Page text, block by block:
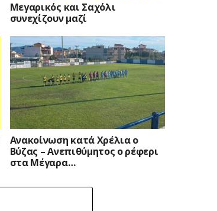
Μεγαρικός και Σαχόλι
συνεχίζουν μαζί
Ανακοίνωση κατά Χρέλια ο
Βύζας – Ανεπιθύμητος ο ρέφερι
στα Μέγαρα…